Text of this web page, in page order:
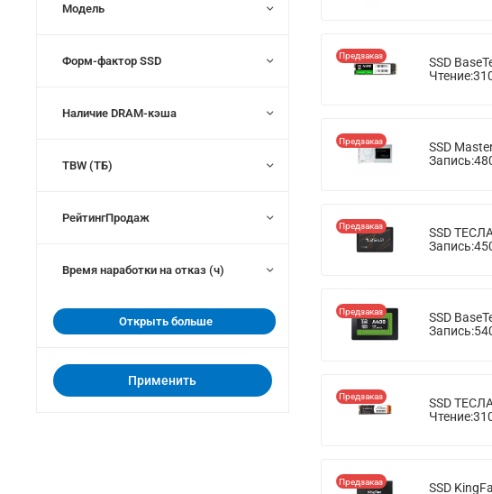
Предзаказ
SSD
Предзаказ
SSD
Предзаказ
SSD
Предзаказ
SSD
Предзаказ
SSD
Предзаказ
SSD
Открыть больше
Модель
Форм-фактор SSD
Наличие DRAM-кэша
TBW (ТБ)
РейтингПродаж
Время наработки на отказ (ч)
Применить